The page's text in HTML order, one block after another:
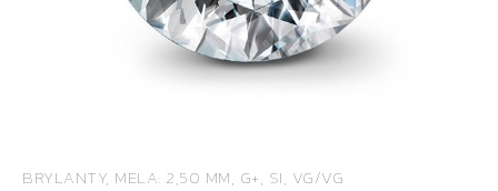
BRYLANTY, MELA: 2,50 MM, G+, SI, VG/VG